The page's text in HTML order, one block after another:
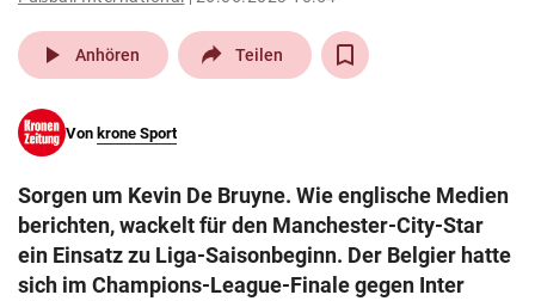
pin_drop
Wien arrow_right
search
eingeben
play_arrow Anhören Teilen
Von krone Sport
Sorgen um Kevin De Bruyne. Wie englische Medien
berichten, wackelt für den Manchester-City-Star
ein Einsatz zu Liga-Saisonbeginn. Der Belgier hatte
sich im Champions-League-Finale gegen Inter